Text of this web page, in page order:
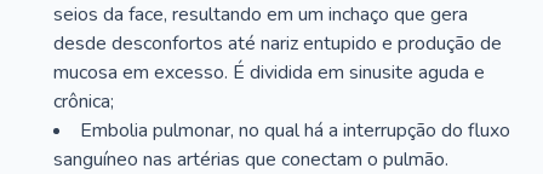
seios da face, resultando em um inchaço que gera
desde desconfortos até nariz entupido e produção de
mucosa em excesso. É dividida em sinusite aguda e
crônica;
Embolia pulmonar, no qual há a interrupção do fluxo
sanguíneo nas artérias que conectam o pulmão.